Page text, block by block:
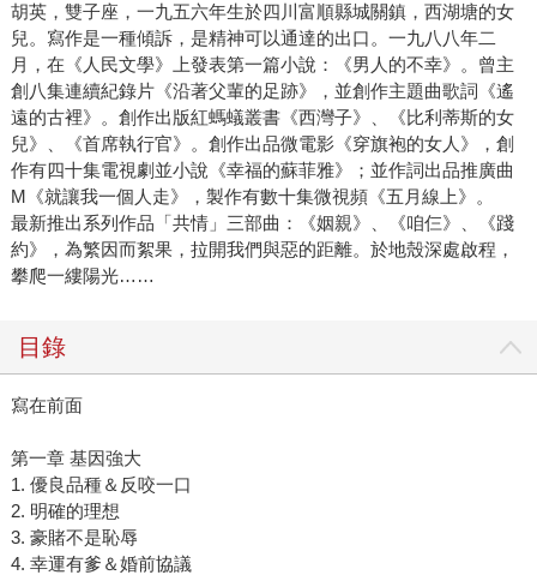
胡英，雙子座，一九五六年生於四川富順縣城關鎮，西湖塘的女
兒。寫作是一種傾訴，是精神可以通達的出口。一九八八年二
月，在《人民文學》上發表第一篇小說：《男人的不幸》。曾主
創八集連續紀錄片《沿著父輩的足跡》，並創作主題曲歌詞《遙
遠的古裡》。創作出版紅螞蟻叢書《西灣子》、《比利蒂斯的女
兒》、《首席執行官》。創作出品微電影《穿旗袍的女人》，創
作有四十集電視劇並小說《幸福的蘇菲雅》；並作詞出品推廣曲
M《就讓我一個人走》，製作有數十集微視頻《五月線上》。
最新推出系列作品「共情」三部曲：《姻親》、《咱仨》、《踐
約》，為繁因而絮果，拉開我們與惡的距離。於地殼深處啟程，
攀爬一縷陽光……
目錄
寫在前面
第一章 基因強大
1. 優良品種＆反咬一口
2. 明確的理想
3. 豪賭不是恥辱
4. 幸運有爹＆婚前協議